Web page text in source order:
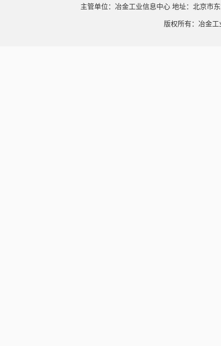
主管单位：冶金工业信息中心 地址：北京市
版权所有：冶金